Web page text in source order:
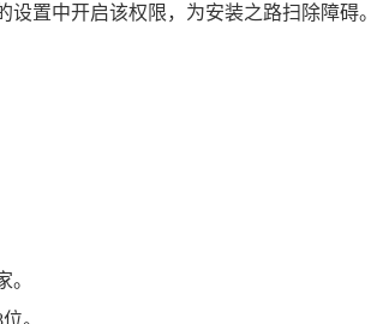
置中开启该权限，为安装之路扫除障碍。